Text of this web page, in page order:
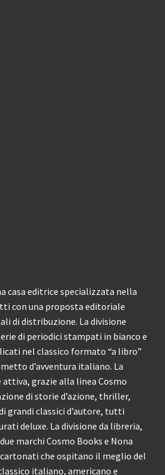
casa editrice specializzata nella
con una proposta editoriale
di distribuzione. La divisione
di periodici stampati in bianco e
nel classico formato “a libro”
d’avventura italiano. La
grazie alla linea Cosmo
di storie d’azione, thriller,
grandi classici d’autore, tutti
deluxe. La divisione da libreria,
marchi Cosmo Books e Nona
che ospitano il meglio del
italiano, americano e